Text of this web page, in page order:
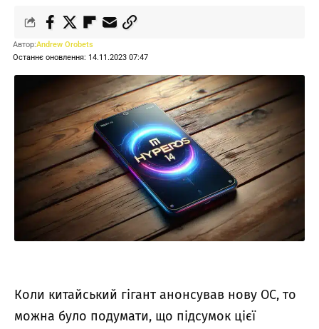
Останнє оновлення: 14.11.2023 07:47
Автор:Andrew Orobets
Коли китайський гігант анонсував нову ОС, то
можна було подумати, що підсумок цієї